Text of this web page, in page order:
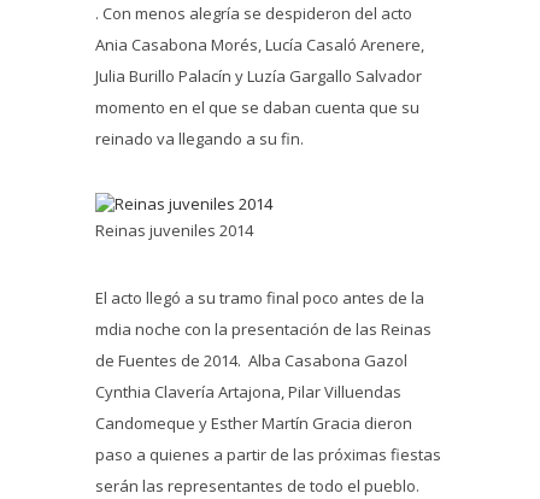
. Con menos alegría se despideron del acto
Ania Casabona Morés, Lucía Casaló Arenere,
Julia Burillo Palacín y Luzía Gargallo Salvador
momento en el que se daban cuenta que su
reinado va llegando a su fin.
Reinas juveniles 2014
El acto llegó a su tramo final poco antes de la
mdia noche con la presentación de las Reinas
de Fuentes de 2014. Alba Casabona Gazol
Cynthia Clavería Artajona, Pilar Villuendas
Candomeque y Esther Martín Gracia dieron
paso a quienes a partir de las próximas fiestas
serán las representantes de todo el pueblo.